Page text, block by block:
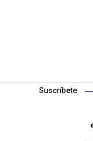
Suscríbete